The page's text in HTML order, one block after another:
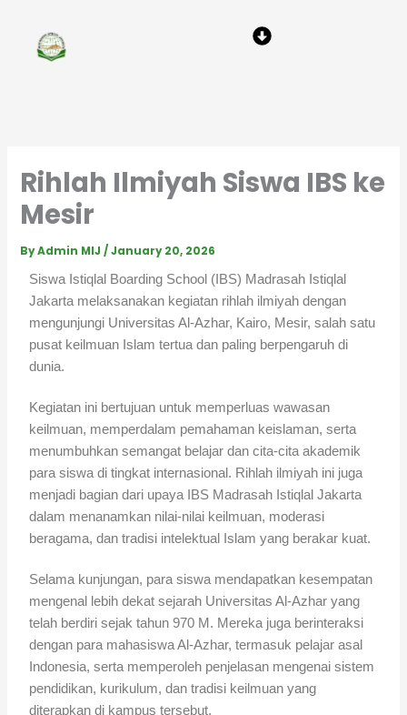
content
Menu
Rihlah Ilmiyah Siswa IBS ke
Mesir
ByAdmin MIJ/January 20, 2026
Siswa Istiqlal Boarding School (IBS) Madrasah Istiqlal
Jakarta melaksanakan kegiatan rihlah ilmiyah dengan
mengunjungi Universitas Al-Azhar, Kairo, Mesir, salah satu
pusat keilmuan Islam tertua dan paling berpengaruh di
dunia.
Kegiatan ini bertujuan untuk memperluas wawasan
keilmuan, memperdalam pemahaman keislaman, serta
menumbuhkan semangat belajar dan cita-cita akademik
para siswa di tingkat internasional. Rihlah ilmiyah ini juga
menjadi bagian dari upaya IBS Madrasah Istiqlal Jakarta
dalam menanamkan nilai-nilai keilmuan, moderasi
beragama, dan tradisi intelektual Islam yang berakar kuat.
Selama kunjungan, para siswa mendapatkan kesempatan
mengenal lebih dekat sejarah Universitas Al-Azhar yang
telah berdiri sejak tahun 970 M. Mereka juga berinteraksi
dengan para mahasiswa Al-Azhar, termasuk pelajar asal
Indonesia, serta memperoleh penjelasan mengenai sistem
pendidikan, kurikulum, dan tradisi keilmuan yang
diterapkan di kampus tersebut.